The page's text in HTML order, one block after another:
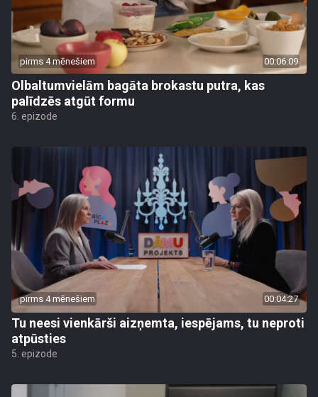
pirms 4 mēnešiem 00:06:09
Olbaltumvielām bagāta brokastu putra, kas
palīdzēs atgūt formu
6. epizode
pirms 4 mēnešiem 00:04:27
Tu neesi vienkārši aizņemta, iespējams, tu neproti
atpūsties
5. epizode